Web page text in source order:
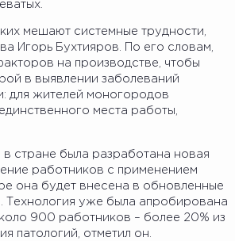
мешают системные трудности,
Игорь Бухтияров. По его словам,
на производстве, чтобы
в выявлении заболеваний
для жителей моногородов
места работы,
стране была разработана новая
работников с применением
она будет внесена в обновленные
Технология уже была апробирована
900 работников – более 20% из
патологий, отметил он.